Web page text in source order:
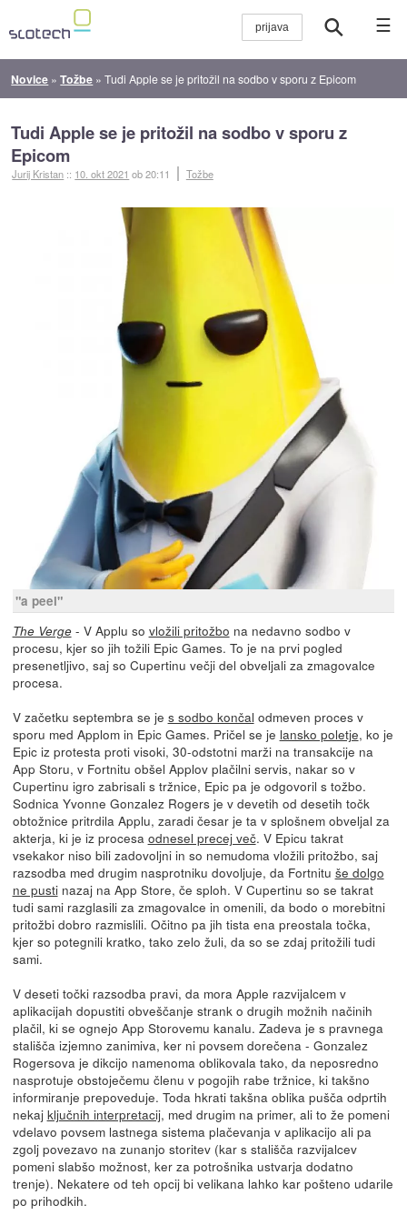
☰
Novice »Tožbe »Tudi Apple se je pritožil na sodbo v sporu z Epicom
Tudi Apple se je pritožil na sodbo v sporu z
Epicom
Jurij Kristan :: 10. okt 2021 ob 20:11 Tožbe
"a peel"
The Verge- V Applu so vložili pritožbo na nedavno sodbo v
procesu, kjer so jih tožili Epic Games. To je na prvi pogled
presenetljivo, saj so Cupertinu večji del obveljali za zmagovalce
procesa.
V začetku septembra se je s sodbo končal odmeven proces v
sporu med Applom in Epic Games. Pričel se je lansko poletje, ko je
Epic iz protesta proti visoki, 30-odstotni marži na transakcije na
App Storu, v Fortnitu obšel Applov plačilni servis, nakar so v
Cupertinu igro zabrisali s tržnice, Epic pa je odgovoril s tožbo.
Sodnica Yvonne Gonzalez Rogers je v devetih od desetih točk
obtožnice pritrdila Applu, zaradi česar je ta v splošnem obveljal za
akterja, ki je iz procesa odnesel precej več. V Epicu takrat
vsekakor niso bili zadovoljni in so nemudoma vložili pritožbo, saj
razsodba med drugim nasprotniku dovoljuje, da Fortnitu še dolgo
ne pustinazaj na App Store, če sploh. V Cupertinu so se takrat
tudi sami razglasili za zmagovalce in omenili, da bodo o morebitni
pritožbi dobro razmislili. Očitno pa jih tista ena preostala točka,
kjer so potegnili kratko, tako zelo žuli, da so se zdaj pritožili tudi
sami.
V deseti točki razsodba pravi, da mora Apple razvijalcem v
aplikacijah dopustiti obveščanje strank o drugih možnih načinih
plačil, ki se ognejo App Storovemu kanalu. Zadeva je s pravnega
stališča izjemno zanimiva, ker ni povsem dorečena - Gonzalez
Rogersova je dikcijo namenoma oblikovala tako, da neposredno
nasprotuje obstoječemu členu v pogojih rabe tržnice, ki takšno
informiranje prepoveduje. Toda hkrati takšna oblika pušča odprtih
nekaj ključnih interpretacij, med drugim na primer, ali to že pomeni
vdelavo povsem lastnega sistema plačevanja v aplikacijo ali pa
zgolj povezavo na zunanjo storitev (kar s stališča razvijalcev
pomeni slabšo možnost, ker za potrošnika ustvarja dodatno
trenje). Nekatere od teh opcij bi velikana lahko kar pošteno udarile
po prihodkih.